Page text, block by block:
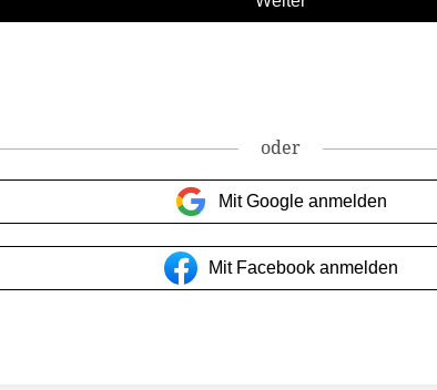
oder
Mit Google anmelden
Mit Facebook anmelden